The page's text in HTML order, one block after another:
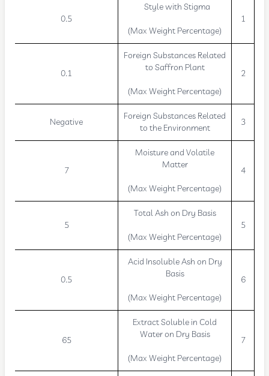
1
Style with Stigma
(Max Weight Percentage)
0.5
2
Foreign Substances Related
to Saffron Plant
(Max Weight Percentage)
0.1
3
Foreign Substances Related
to the Environment
Negative
4
Moisture and Volatile
Matter
(Max Weight Percentage)
7
5
Total Ash on Dry Basis
(Max Weight Percentage)
5
6
Acid Insoluble Ash on Dry
Basis
(Max Weight Percentage)
0.5
7
Extract Soluble in Cold
Water on Dry Basis
(Max Weight Percentage)
65